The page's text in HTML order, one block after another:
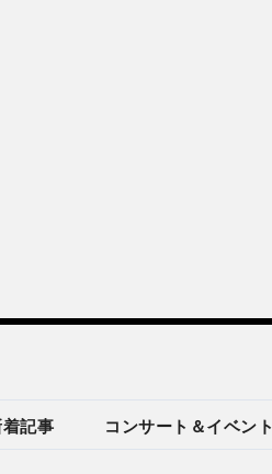
着記事 コンサート＆イベント